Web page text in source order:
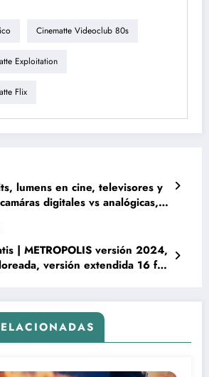
Cinematte Videoclub 80s
Exploitation
Flix
lumens en cine, televisores y
digitales vs analógicas,
| METROPOLIS versión 2024,
versión extendida 16 fps